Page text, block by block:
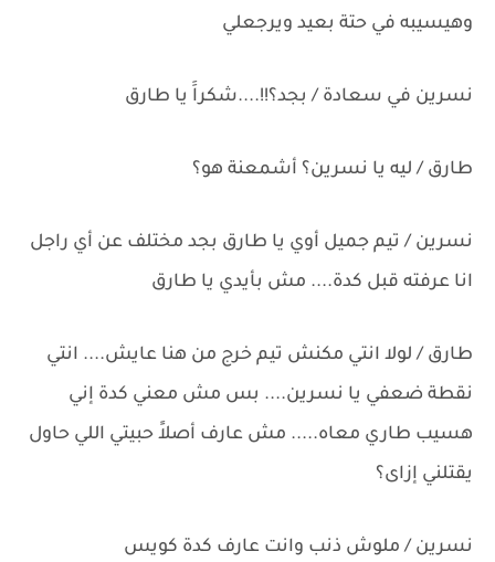
وهيسيبه في حتة بعيد ويرجعلي
نسرين في سعادة / بجد؟!!....شكراََ يا طارق
طارق / ليه يا نسرين؟ أشمعنة هو؟
نسرين / تيم جميل أوي يا طارق بجد مختلف عن أي راجل
انا عرفته قبل كدة.... مش بأيدي يا طارق
طارق / لولا انتي مكنش تيم خرج من هنا عايش.... انتي
نقطة ضعفي يا نسرين.... بس مش معني كدة إني
هسيب طاري معاه..... مش عارف أصلاََ حبيتي اللي حاول
يقتلني إزاى؟
نسرين / ملوش ذنب وانت عارف كدة كويس